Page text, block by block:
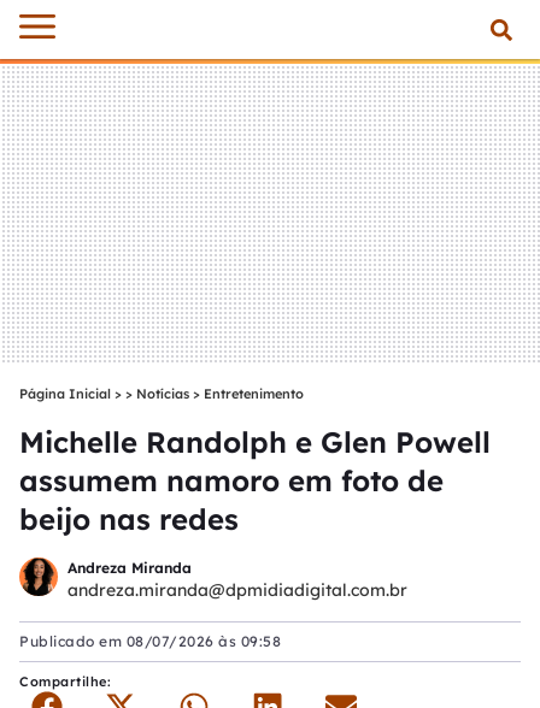
Página Inicial > Notícias > Entretenimento
Michelle Randolph e Glen Powell
assumem namoro em foto de
beijo nas redes
Andreza Miranda
andreza.miranda@dpmidiadigital.com.br
Publicado em 08/07/2026 às 09:58
Compartilhe: